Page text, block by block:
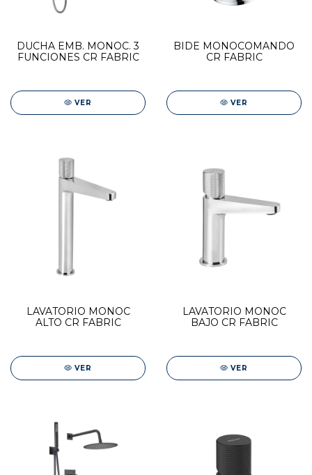
DUCHA EMB. MONOC. 3
FUNCIONES CR FABRIC
VER
BIDE MONOCOMANDO
CR FABRIC
VER
LAVATORIO MONOC
ALTO CR FABRIC
VER
LAVATORIO MONOC
BAJO CR FABRIC
VER